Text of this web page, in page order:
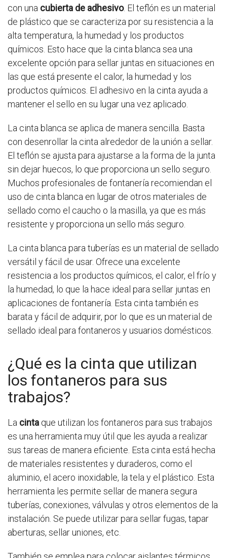
con una cubierta de adhesivo. El teflón es un material
de plástico que se caracteriza por su resistencia a la
alta temperatura, la humedad y los productos
químicos. Esto hace que la cinta blanca sea una
excelente opción para sellar juntas en situaciones en
las que está presente el calor, la humedad y los
productos químicos. El adhesivo en la cinta ayuda a
mantener el sello en su lugar una vez aplicado.
La cinta blanca se aplica de manera sencilla. Basta
con desenrollar la cinta alrededor de la unión a sellar.
El teflón se ajusta para ajustarse a la forma de la junta
sin dejar huecos, lo que proporciona un sello seguro.
Muchos profesionales de fontanería recomiendan el
uso de cinta blanca en lugar de otros materiales de
sellado como el caucho o la masilla, ya que es más
resistente y proporciona un sello más seguro.
La cinta blanca para tuberías es un material de sellado
versátil y fácil de usar. Ofrece una excelente
resistencia a los productos químicos, el calor, el frío y
la humedad, lo que la hace ideal para sellar juntas en
aplicaciones de fontanería. Esta cinta también es
barata y fácil de adquirir, por lo que es un material de
sellado ideal para fontaneros y usuarios domésticos.
¿Qué es la cinta que utilizan
los fontaneros para sus
trabajos?
La cinta que utilizan los fontaneros para sus trabajos
es una herramienta muy útil que les ayuda a realizar
sus tareas de manera eficiente. Esta cinta está hecha
de materiales resistentes y duraderos, como el
aluminio, el acero inoxidable, la tela y el plástico. Esta
herramienta les permite sellar de manera segura
tuberías, conexiones, válvulas y otros elementos de la
instalación. Se puede utilizar para sellar fugas, tapar
aberturas, sellar uniones, etc.